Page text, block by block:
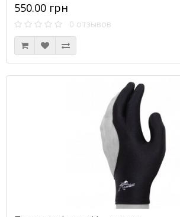
550.00 грн
0 отзывов